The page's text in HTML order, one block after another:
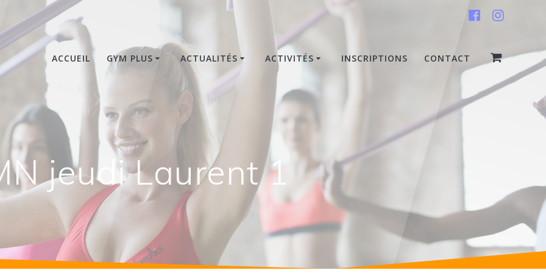
ACCUEIL GYM PLUS ACTUALITÉS ACTIVITÉS INSCRIPTIONS CONTACT
jeudi Laurent 1